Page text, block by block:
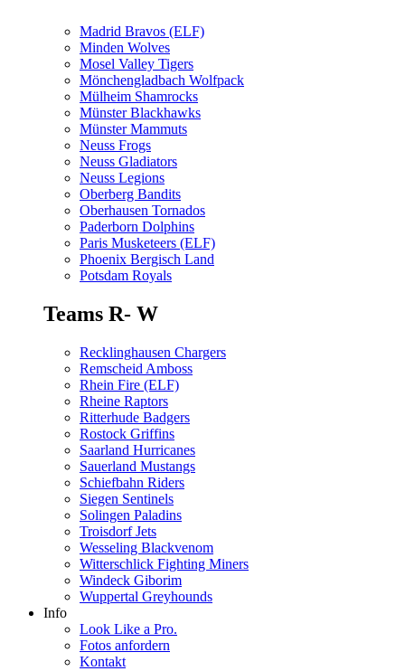
Madrid Bravos (ELF)
Minden Wolves
Mosel Valley Tigers
Mönchengladbach Wolfpack
Mülheim Shamrocks
Münster Blackhawks
Münster Mammuts
Neuss Frogs
Neuss Gladiators
Neuss Legions
Oberberg Bandits
Oberhausen Tornados
Paderborn Dolphins
Paris Musketeers (ELF)
Phoenix Bergisch Land
Potsdam Royals
Teams R- W
Recklinghausen Chargers
Remscheid Amboss
Rhein Fire (ELF)
Rheine Raptors
Ritterhude Badgers
Rostock Griffins
Saarland Hurricanes
Sauerland Mustangs
Schiefbahn Riders
Siegen Sentinels
Solingen Paladins
Troisdorf Jets
Wesseling Blackvenom
Witterschlick Fighting Miners
Windeck Giborim
Wuppertal Greyhounds
Info
Look Like a Pro.
Fotos anfordern
Kontakt